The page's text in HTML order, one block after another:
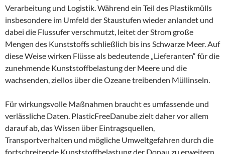
Verarbeitung und Logistik. Während ein Teil des Plastikmülls
insbesondere im Umfeld der Staustufen wieder anlandet und
dabei die Flussufer verschmutzt, leitet der Strom große
Mengen des Kunststoffs schließlich bis ins Schwarze Meer. Auf
diese Weise wirken Flüsse als bedeutende „Lieferanten“ für die
zunehmende Kunststoffbelastung der Meere und die
wachsenden, ziellos über die Ozeane treibenden Müllinseln.
Für wirkungsvolle Maßnahmen braucht es umfassende und
verlässliche Daten. PlasticFreeDanube zielt daher vor allem
darauf ab, das Wissen über Eintragsquellen,
Transportverhalten und mögliche Umweltgefahren durch die
fortschreitende Kunststoffbelastung der Donau zu erweitern.